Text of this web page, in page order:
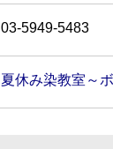
03-5949-5483
夏休み染教室～